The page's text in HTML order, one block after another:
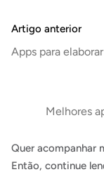
Artigo anterior
Apps para
Melhores
Quer acompanhar
Então, continue